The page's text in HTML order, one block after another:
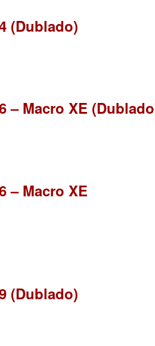
(Dublado)
– Macro XE
– Macro XE
(Dublado)